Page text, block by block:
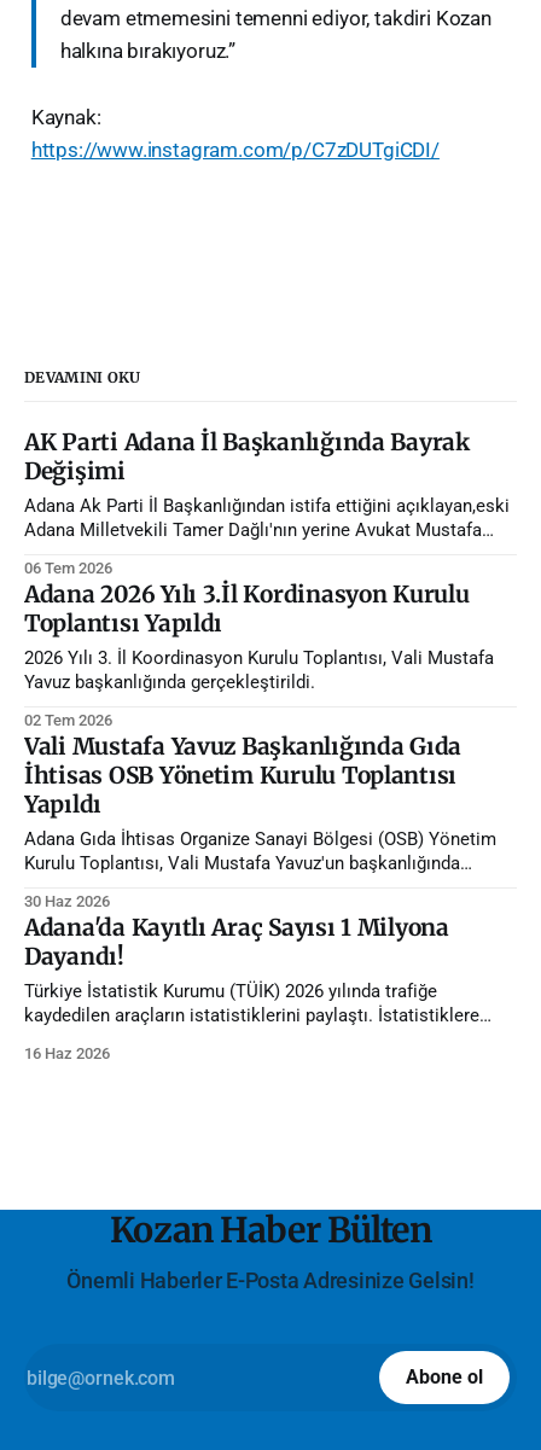
devam etmemesini temenni ediyor, takdiri Kozan
halkına bırakıyoruz.”
Kaynak:
https://www.instagram.com/p/C7zDUTgiCDI/
DEVAMINI OKU
AK Parti Adana İl Başkanlığında Bayrak
Değişimi
Adana Ak Parti İl Başkanlığından istifa ettiğini açıklayan,eski
Adana Milletvekili Tamer Dağlı'nın yerine Avukat Mustafa
06 Tem 2026
Adana 2026 Yılı 3.İl Kordinasyon Kurulu
Toplantısı Yapıldı
2026 Yılı 3. İl Koordinasyon Kurulu Toplantısı, Vali Mustafa
Yavuz başkanlığında gerçekleştirildi.
02 Tem 2026
Vali Mustafa Yavuz Başkanlığında Gıda
İhtisas OSB Yönetim Kurulu Toplantısı
Yapıldı
Adana Gıda İhtisas Organize Sanayi Bölgesi (OSB) Yönetim
Kurulu Toplantısı, Vali Mustafa Yavuz'un başkanlığında
30 Haz 2026
Adana'da Kayıtlı Araç Sayısı 1 Milyona
Dayandı!
Türkiye İstatistik Kurumu (TÜİK) 2026 yılında trafiğe
kaydedilen araçların istatistiklerini paylaştı. İstatistiklere
16 Haz 2026
Kozan Haber Bülten
Önemli Haberler E-Posta Adresinize Gelsin!
Abone ol